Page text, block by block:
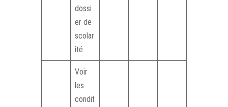
dossi
er de
scolar
ité
Voir
les
condit